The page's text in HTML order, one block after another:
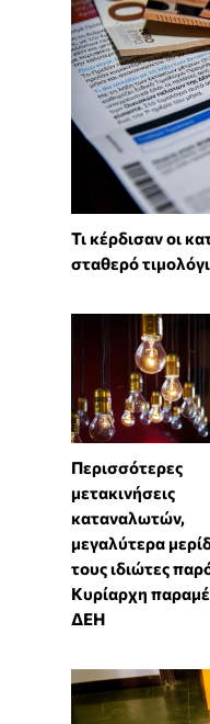
Τι κέρδισαν οι
σταθερό
Περισσότερες
μετακινήσεις
καταναλωτών,
μεγαλύτερα
τους ιδιώτες
Κυρίαρχη
ΔΕΗ